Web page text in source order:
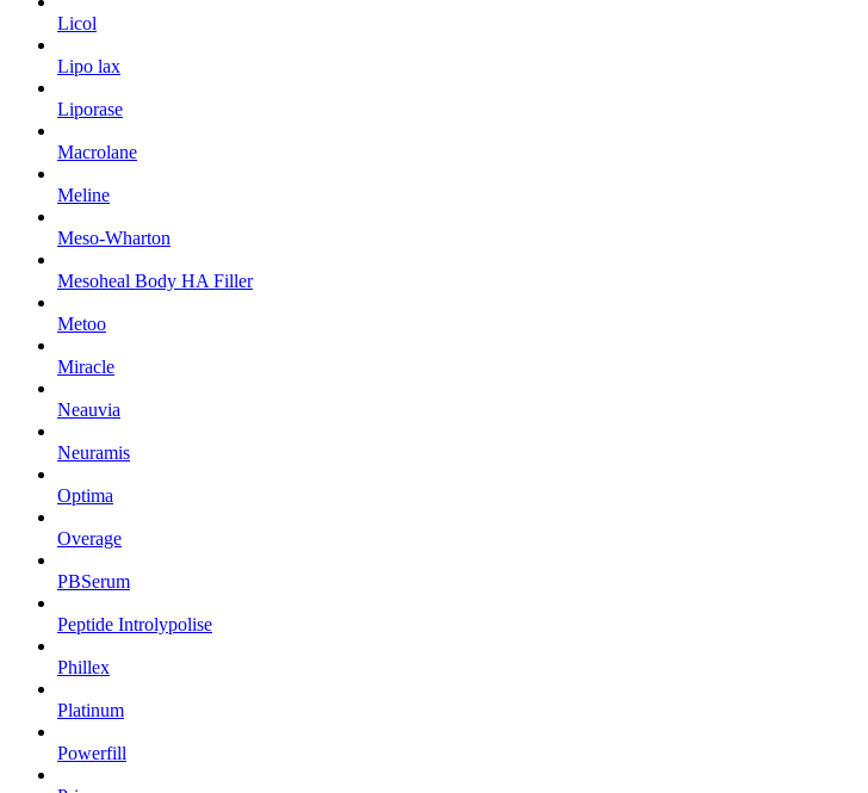
Licol
Lipo lax
Liporase
Macrolane
Meline
Meso-Wharton
Mesoheal Body HA Filler
Metoo
Miracle
Neauvia
Neuramis
Optima
Overage
PBSerum
Peptide Introlypolise
Phillex
Platinum
Powerfill